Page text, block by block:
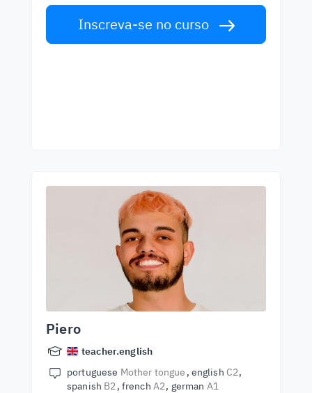
Inscreva-se no curso
Piero
teacher.english
portuguese Mother tongue english C2
spanish B2 french A2 german A1